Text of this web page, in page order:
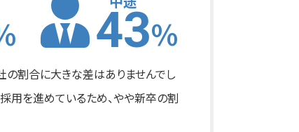
43%
割合に大きな差はありませんでし
用を進めているため、やや新卒の割